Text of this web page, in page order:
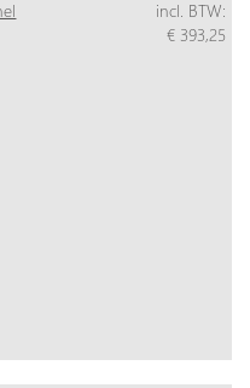
incl. BTW:
€ 393,25